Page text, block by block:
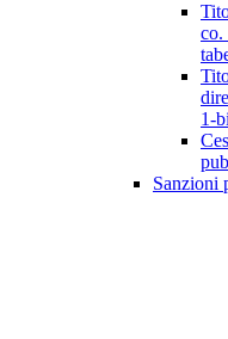
co.
1-
Sanzioni